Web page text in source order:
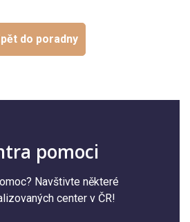
do poradny
pomoci
Navštivte některé
center v ČR!